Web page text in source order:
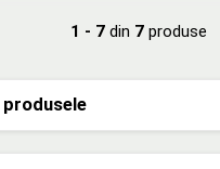
1 - 7 din 7 produse